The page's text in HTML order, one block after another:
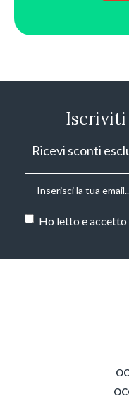
Iscriviti
Ricevi sconti
Email*
Consenso*
Ho letto e